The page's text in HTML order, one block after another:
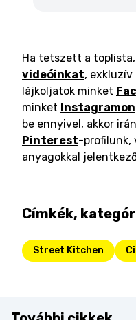
Ha tetszett a
videóinkat,
lájkoljatok minket
minket Instagramon
be ennyivel, akkor
Pinterest-profilunk,
anyagokkal
Címkék,
Street Kitchen